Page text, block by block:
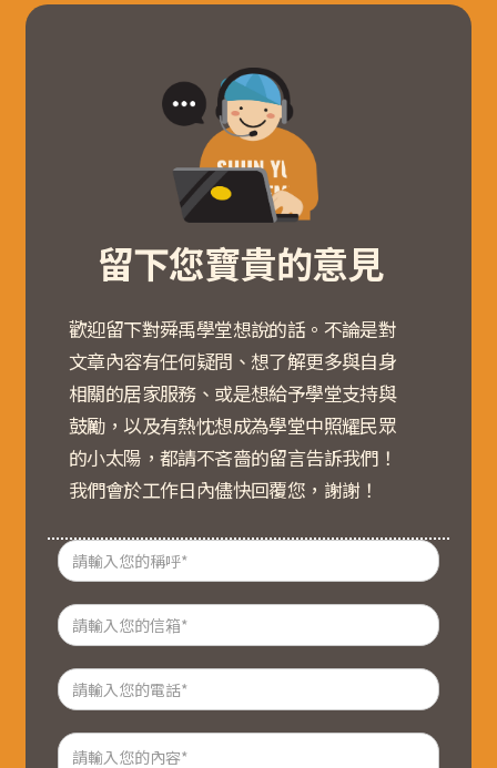
留下您寶貴的意見
歡迎留下對舜禹學堂想說的話。不論是對
文章內容有任何疑問、想了解更多與自身
相關的居家服務、或是想給予學堂支持與
鼓勵，以及有熱忱想成為學堂中照耀民眾
的小太陽，都請不吝嗇的留言告訴我們！
我們會於工作日內儘快回覆您，謝謝！